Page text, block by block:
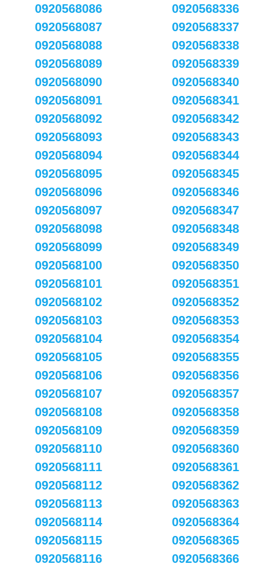
0920568086
0920568087
0920568088
0920568089
0920568090
0920568091
0920568092
0920568093
0920568094
0920568095
0920568096
0920568097
0920568098
0920568099
0920568100
0920568101
0920568102
0920568103
0920568104
0920568105
0920568106
0920568107
0920568108
0920568109
0920568110
0920568111
0920568112
0920568113
0920568114
0920568115
0920568116
0920568336
0920568337
0920568338
0920568339
0920568340
0920568341
0920568342
0920568343
0920568344
0920568345
0920568346
0920568347
0920568348
0920568349
0920568350
0920568351
0920568352
0920568353
0920568354
0920568355
0920568356
0920568357
0920568358
0920568359
0920568360
0920568361
0920568362
0920568363
0920568364
0920568365
0920568366